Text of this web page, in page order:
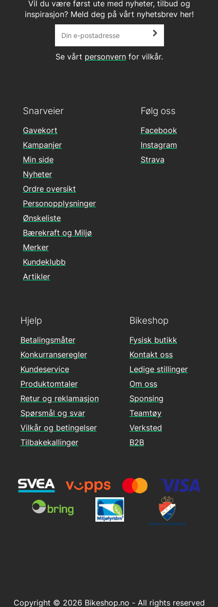
Vil du være først ute med nyheter, tilbud og
inspirasjon? Meld deg på vårt nyhetsbrev her!
Se vårt personvernfor vilkår.
Følg oss
Facebook
Instagram
Strava
Hjelp
Betalingsmåter
Konkurranseregler
Kundeservice
Produktomtaler
Retur og reklamasjon
Spørsmål og svar
Vilkår og betingelser
Tilbakekallinger
Snarveier
Gavekort
Kampanjer
Min side
Nyheter
Ordre oversikt
Personopplysninger
Ønskeliste
Bærekraft og Miljø
Merker
Kundeklubb
Artikler
Bikeshop
Fysisk butikk
Kontakt oss
Ledige stillinger
Om oss
Sponsing
Teamtøy
Verksted
B2B
Copyright © 2026 Bikeshop.no - All rights reserved